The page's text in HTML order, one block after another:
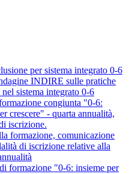
per sistema integrato 0-6
INDIRE sulle pratiche
sistema integrato 0-6
congiunta "0-6:
crescere" - quarta annualità,
iscrizione.
formazione, comunicazione
di iscrizione relative alla
formazione "0-6: insieme per